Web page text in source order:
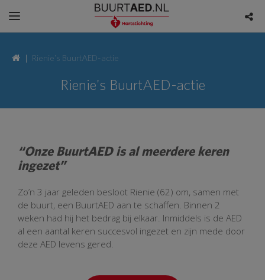
Rienie's BuurtAED-actie
Rienie's BuurtAED-actie
“Onze BuurtAED is al meerdere keren
ingezet”
Zo’n 3 jaar geleden besloot Rienie (62) om, samen met
de buurt, een BuurtAED aan te schaffen. Binnen 2
weken had hij het bedrag bij elkaar. Inmiddels is de AED
al een aantal keren succesvol ingezet en zijn mede door
deze AED levens gered.